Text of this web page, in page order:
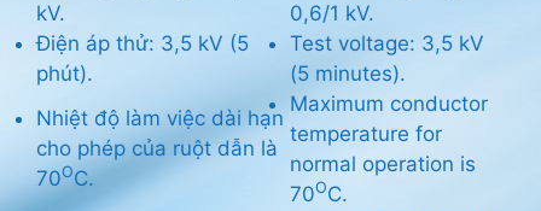
kV.
0,6/1 kV.
Điện áp thử: 3,5 kV (5
phút).
Test voltage: 3,5 kV
(5 minutes).
Nhiệt độ làm việc dài hạn
cho phép của ruột dẫn là
70OC.
Maximum conductor
temperature for
normal operation is
70OC.